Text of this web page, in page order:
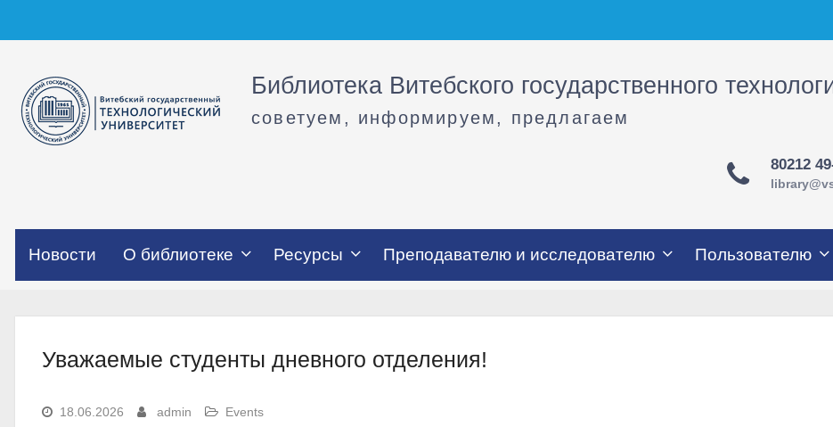
к
Библиотека Витебского государственного
советуем, информируем, предлагаем
80212
Новости О библиотеке Ресурсы Преподавателю и исследователю Пользователю
Уважаемые студенты дневного отделения!
18.06.2026 admin Events